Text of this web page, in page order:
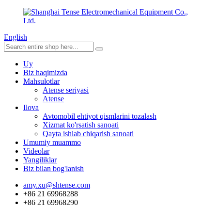
English
Uy
Biz haqimizda
Mahsulotlar
Atense seriyasi
Atense
Ilova
Avtomobil ehtiyot qismlarini tozalash
Xizmat ko'rsatish sanoati
Qayta ishlab chiqarish sanoati
Umumiy muammo
Videolar
Yangiliklar
Biz bilan bog'lanish
amy.xu@shtense.com
+86 21 69968288
+86 21 69968290